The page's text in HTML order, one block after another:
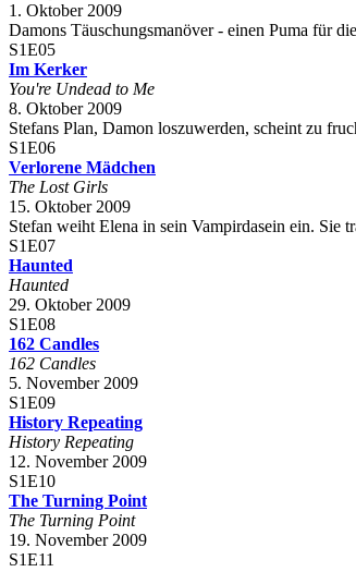
1. Oktober 2009
Damons Täuschungsmanöver - einen Puma für
S1E05
Im Kerker
You're Undead to Me
8. Oktober 2009
Stefans Plan, Damon loszuwerden, scheint zu
S1E06
Verlorene Mädchen
The Lost Girls
15. Oktober 2009
Stefan weiht Elena in sein Vampirdasein ein. Sie
S1E07
Haunted
Haunted
29. Oktober 2009
S1E08
162 Candles
162 Candles
5. November 2009
S1E09
History Repeating
History Repeating
12. November 2009
S1E10
The Turning Point
The Turning Point
19. November 2009
S1E11